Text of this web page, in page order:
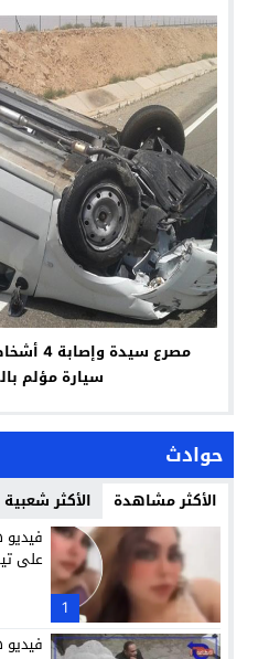
مصرع
سيارة مؤلم
حوادث
الأكثر مشاهدة الأكثر شعبية
1
على
فيديو